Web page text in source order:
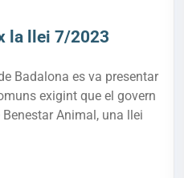
la llei 7/2023
Badalona es va presentar
exigint que el govern
Animal, una llei